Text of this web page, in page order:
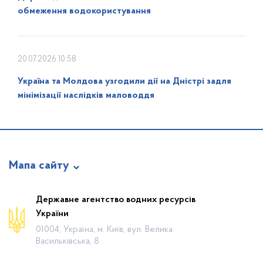
обмеження водокористування
20.07.2026 10:58
Україна та Молдова узгодили дії на Дністрі задля
мінімізації наслідків маловоддя
Мапа сайту
Про відомство
Діяльність
Громадянам
Державне агентство водних ресурсів
України
01004, Україна, м. Київ, вул. Велика
Васильківська, 8